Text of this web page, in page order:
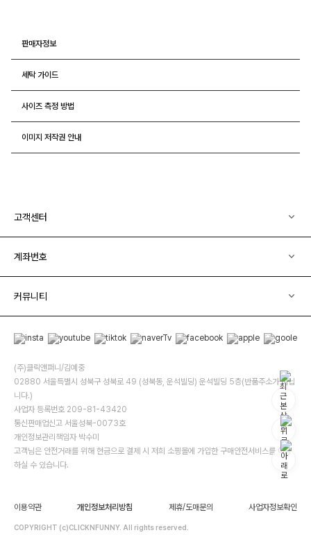
판매자정보
세탁 가이드
사이즈 측정 방법
이미지 저작권 안내
고객센터
계좌번호
커뮤니티
(주)클릭앤퍼니/김예중
02880 서울특별시 성북구 성북로 49 (성북동, 운석빌딩) 운석빌딩 5층(반품주소가 아닙
니다.)
사업자 등록번호 209-81-43420
통신판매업신고 서울성북-0073호
개인정보관리책임자 박수미
고객님은 안전거래를 위해 현금으로 결제 시 저희 소핑몰에 가입한 구매안전서비스를 이용
하실 수 있습니다.
이용약관 개인정보처리방침 제휴/도매문의 사업자정보확인
COPYRIGHT (c)CLICKNFUNNY. All rights reserved.